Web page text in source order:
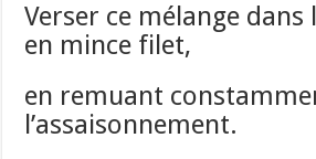
Verser ce mélange dans
en mince filet,
en remuant
l’assaisonnement.